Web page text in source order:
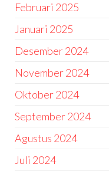
Februari 2025
Januari 2025
Desember 2024
November 2024
Oktober 2024
September 2024
Agustus 2024
Juli 2024